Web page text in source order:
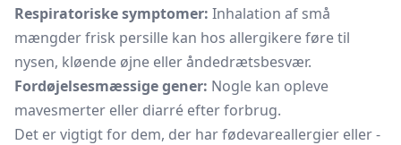
Respiratoriske symptomer: Inhalation af små
mængder frisk persille kan hos allergikere føre til
nysen, kløende øjne eller åndedrætsbesvær.
Fordøjelsesmæssige gener: Nogle kan opleve
mavesmerter eller diarré efter forbrug.
Det er vigtigt for dem, der har fødevareallergier eller -